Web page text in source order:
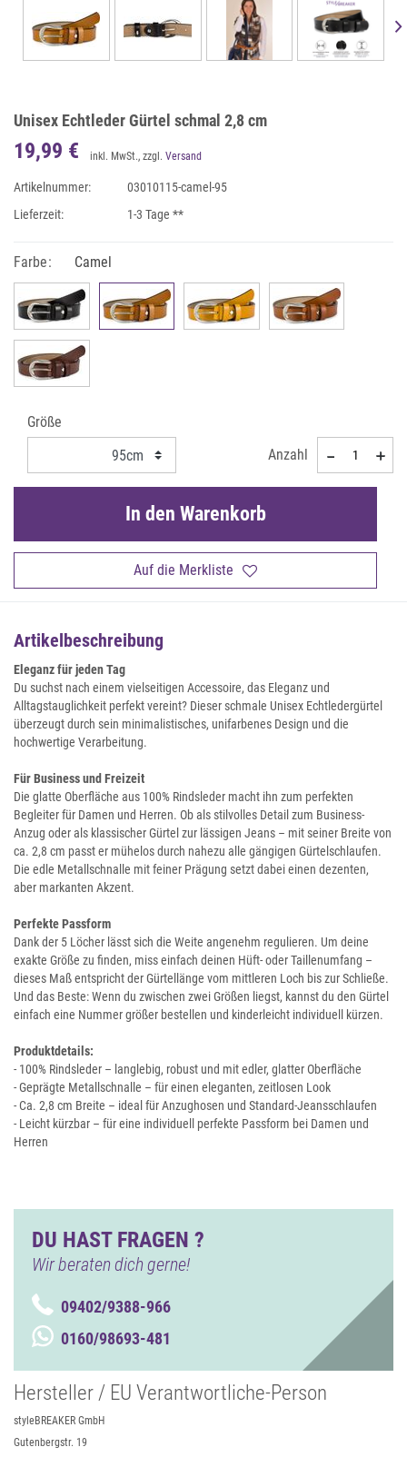
Unisex Echtleder Gürtel schmal 2,8 cm
19,99 € inkl. MwSt., zzgl. Versand
Artikelnummer:
03010115-camel-95
Lieferzeit:
1-3 Tage **
Farbe: Camel
Größe
Anzahl
Auf die Merkliste
In den Warenkorb
Artikelbeschreibung
Eleganz für jeden Tag
Du suchst nach einem vielseitigen Accessoire, das Eleganz und
Alltagstauglichkeit perfekt vereint? Dieser schmale Unisex Echtledergürtel
überzeugt durch sein minimalistisches, unifarbenes Design und die
hochwertige Verarbeitung.
Für Business und Freizeit
Die glatte Oberfläche aus 100% Rindsleder macht ihn zum perfekten
Begleiter für Damen und Herren. Ob als stilvolles Detail zum Business-
Anzug oder als klassischer Gürtel zur lässigen Jeans – mit seiner Breite von
ca. 2,8 cm passt er mühelos durch nahezu alle gängigen Gürtelschlaufen.
Die edle Metallschnalle mit feiner Prägung setzt dabei einen dezenten,
aber markanten Akzent.
Perfekte Passform
Dank der 5 Löcher lässt sich die Weite angenehm regulieren. Um deine
exakte Größe zu finden, miss einfach deinen Hüft- oder Taillenumfang –
dieses Maß entspricht der Gürtellänge vom mittleren Loch bis zur Schließe.
Und das Beste: Wenn du zwischen zwei Größen liegst, kannst du den Gürtel
einfach eine Nummer größer bestellen und kinderleicht individuell kürzen.
Produktdetails:
- 100% Rindsleder – langlebig, robust und mit edler, glatter Oberfläche
- Geprägte Metallschnalle – für einen eleganten, zeitlosen Look
- Ca. 2,8 cm Breite – ideal für Anzughosen und Standard-Jeansschlaufen
- Leicht kürzbar – für eine individuell perfekte Passform bei Damen und
Herren
DU HAST FRAGEN ?
Wir beraten dich gerne!
09402/9388-966
0160/98693-481
Hersteller / EU Verantwortliche-Person
styleBREAKER GmbH
Gutenbergstr. 19